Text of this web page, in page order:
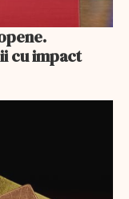
cu impact